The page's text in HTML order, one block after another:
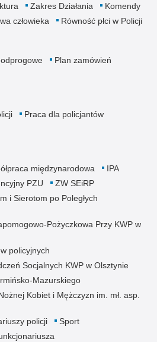
Zakres Działania
Komendy
człowieka Równość płci w Policji
Plan zamówień
Praca dla policjantów
międzynarodowa
IPA
PZU
ZW SEiRP
i Sierotom po Poległych
Pożyczkowa Przy KWP w
policyjnych
Socjalnych KWP w Olsztynie
Mazurskiego
Kobiet i Mężczyzn im. mł. asp.
policji
Sport